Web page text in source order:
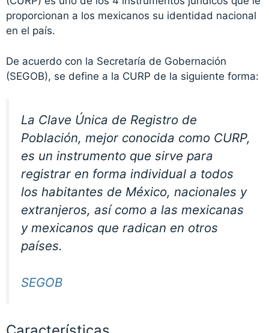
proporcionan a los mexicanos su identidad nacional
en el país.
De acuerdo con la Secretaría de Gobernación
(SEGOB), se define a la CURP de la siguiente forma:
La Clave Única de Registro de
Población, mejor conocida como CURP,
es un instrumento que sirve para
registrar en forma individual a todos
los habitantes de México, nacionales y
extranjeros, así como a las mexicanas
y mexicanos que radican en otros
países.
SEGOB